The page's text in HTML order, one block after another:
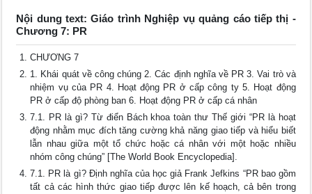
Nội dung text: Giáo trình Nghiệp vụ quảng cáo tiếp thị -
Chương 7: PR
CHƯƠNG 7
1. Khái quát về công chúng 2. Các định nghĩa về PR 3. Vai trò và
nhiệm vụ của PR 4. Hoạt động PR ở cấp công ty 5. Hoạt động
PR ở cấp độ phòng ban 6. Hoạt động PR ở cấp cá nhân
7.1. PR là gì? Từ điển Bách khoa toàn thư Thế giới “PR là hoạt
động nhằm mục đích tăng cường khả năng giao tiếp và hiểu biết
lẫn nhau giữa một tổ chức hoặc cá nhân với một hoặc nhiều
nhóm công chúng” [The World Book Encyclopedia].
7.1. PR là gì? Định nghĩa của học giả Frank Jefkins “PR bao gồm
tất cả các hình thức giao tiếp được lên kế hoạch, cả bên trong